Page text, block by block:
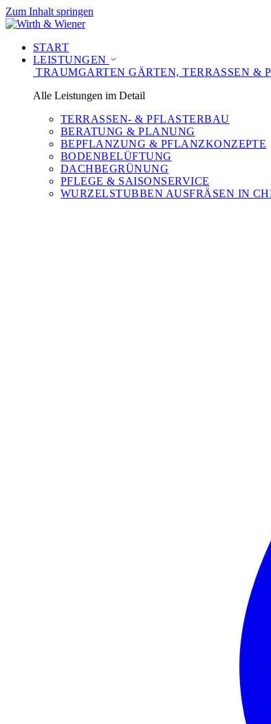
Zum Inhalt springen
START
LEISTUNGEN
TRAUMGARTEN GÄRTEN, TERRASSEN &
Alle Leistungen im Detail
TERRASSEN- & PFLASTERBAU
BERATUNG & PLANUNG
BEPFLANZUNG & PFLANZKONZEPTE
BODENBELÜFTUNG
DACHBEGRÜNUNG
PFLEGE & SAISONSERVICE
WURZELSTUBBEN AUSFRÄSEN IN